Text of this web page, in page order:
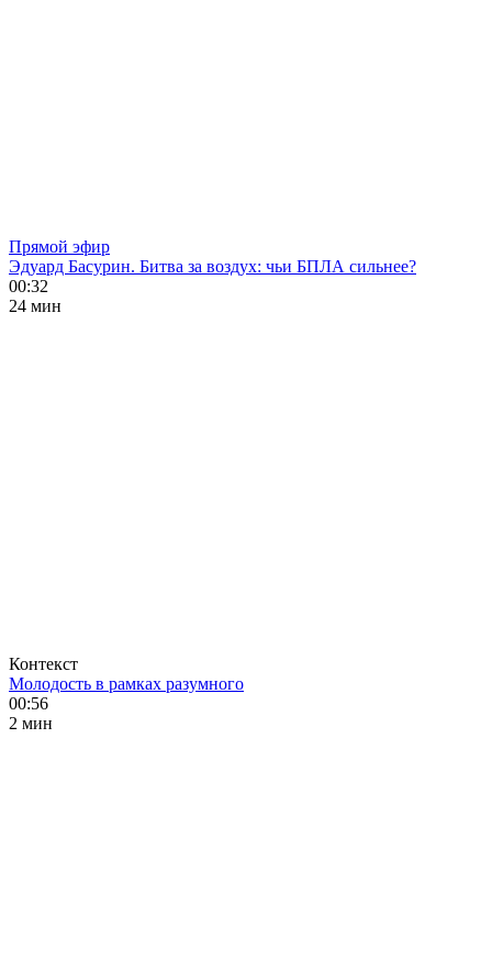
Прямой эфир
Эдуард Басурин. Битва за воздух: чьи БПЛА сильнее?
00:32
24 мин
Контекст
Молодость в рамках разумного
00:56
2 мин